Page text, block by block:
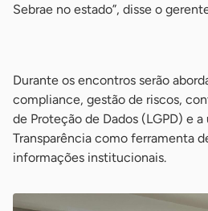
Sebrae no estado”, disse o
Durante os encontros serão
compliance, gestão de riscos,
de Proteção de Dados (LGPD) e
Transparência como ferramenta
informações institucionais.